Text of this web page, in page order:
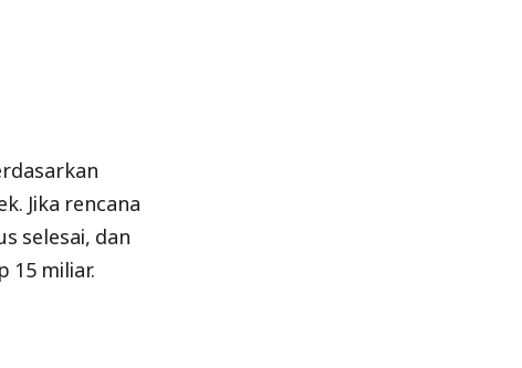
Jika rencana
selesai, dan
15 miliar.